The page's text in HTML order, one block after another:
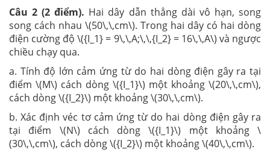
Câu 2 (2 điểm). Hai dây dẫn thẳng dài vô hạn, song
song cách nhau \(50\,\,cm\). Trong hai dây có hai dòng
điện cường độ \({I_1} = 9\,\,A;\,\,{I_2} = 16\,\,A\) và ngược
chiều chạy qua.
a. Tính độ lớn cảm ứng từ do hai dòng điện gây ra tại
điểm \(M\) cách dòng \({I_1}\) một khoảng \(20\,\,cm\),
cách dòng \({I_2}\) một khoảng \(30\,\,cm\).
b. Xác định véc tơ cảm ứng từ do hai dòng điện gây ra
tại điểm \(N\) cách dòng \({I_1}\) một khoảng \
(30\,\,cm\), cách dòng \({I_2}\) một khoảng \(40\,\,cm\).